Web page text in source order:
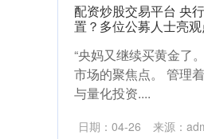
配资炒股交易平台 央
置？多位公募人士亮
“央妈又继续买黄金了
市场的聚焦点。 管理
与量化投资....
日期：04-26 来源：